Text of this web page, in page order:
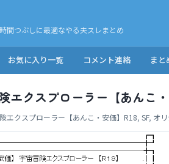
間つぶしに最適なやる夫スレまとめ
お気に入り一覧 コメント連絡 まと
険エクスプローラー【あん
エクスプローラー【あんこ・安価】 R18, SF, オ